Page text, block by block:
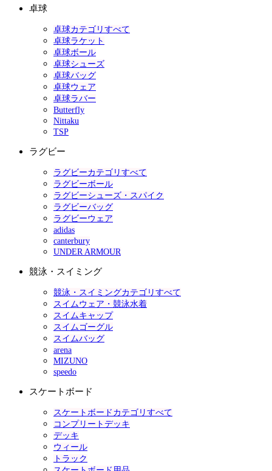
卓球
卓球カテゴリすべて
卓球ラケット
卓球ボール
卓球シューズ
卓球バッグ
卓球ウェア
卓球ラバー
Butterfly
Nittaku
TSP
ラグビー
ラグビーカテゴリすべて
ラグビーボール
ラグビーシューズ・スパイク
ラグビーバッグ
ラグビーウェア
adidas
canterbury
UNDER ARMOUR
競泳・スイミング
競泳・スイミングカテゴリすべて
スイムウェア・競泳水着
スイムキャップ
スイムゴーグル
スイムバッグ
arena
MIZUNO
speedo
スケートボード
スケートボードカテゴリすべて
コンプリートデッキ
デッキ
ウィール
トラック